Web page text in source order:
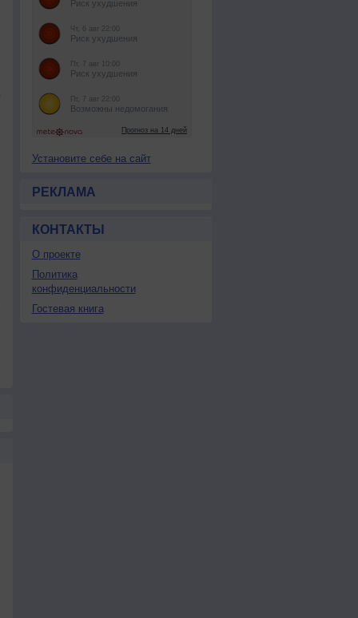
Установите себе на сайт
РЕКЛАМА
КОНТАКТЫ
О проекте
Политика
конфиденциальности
Гостевая книга